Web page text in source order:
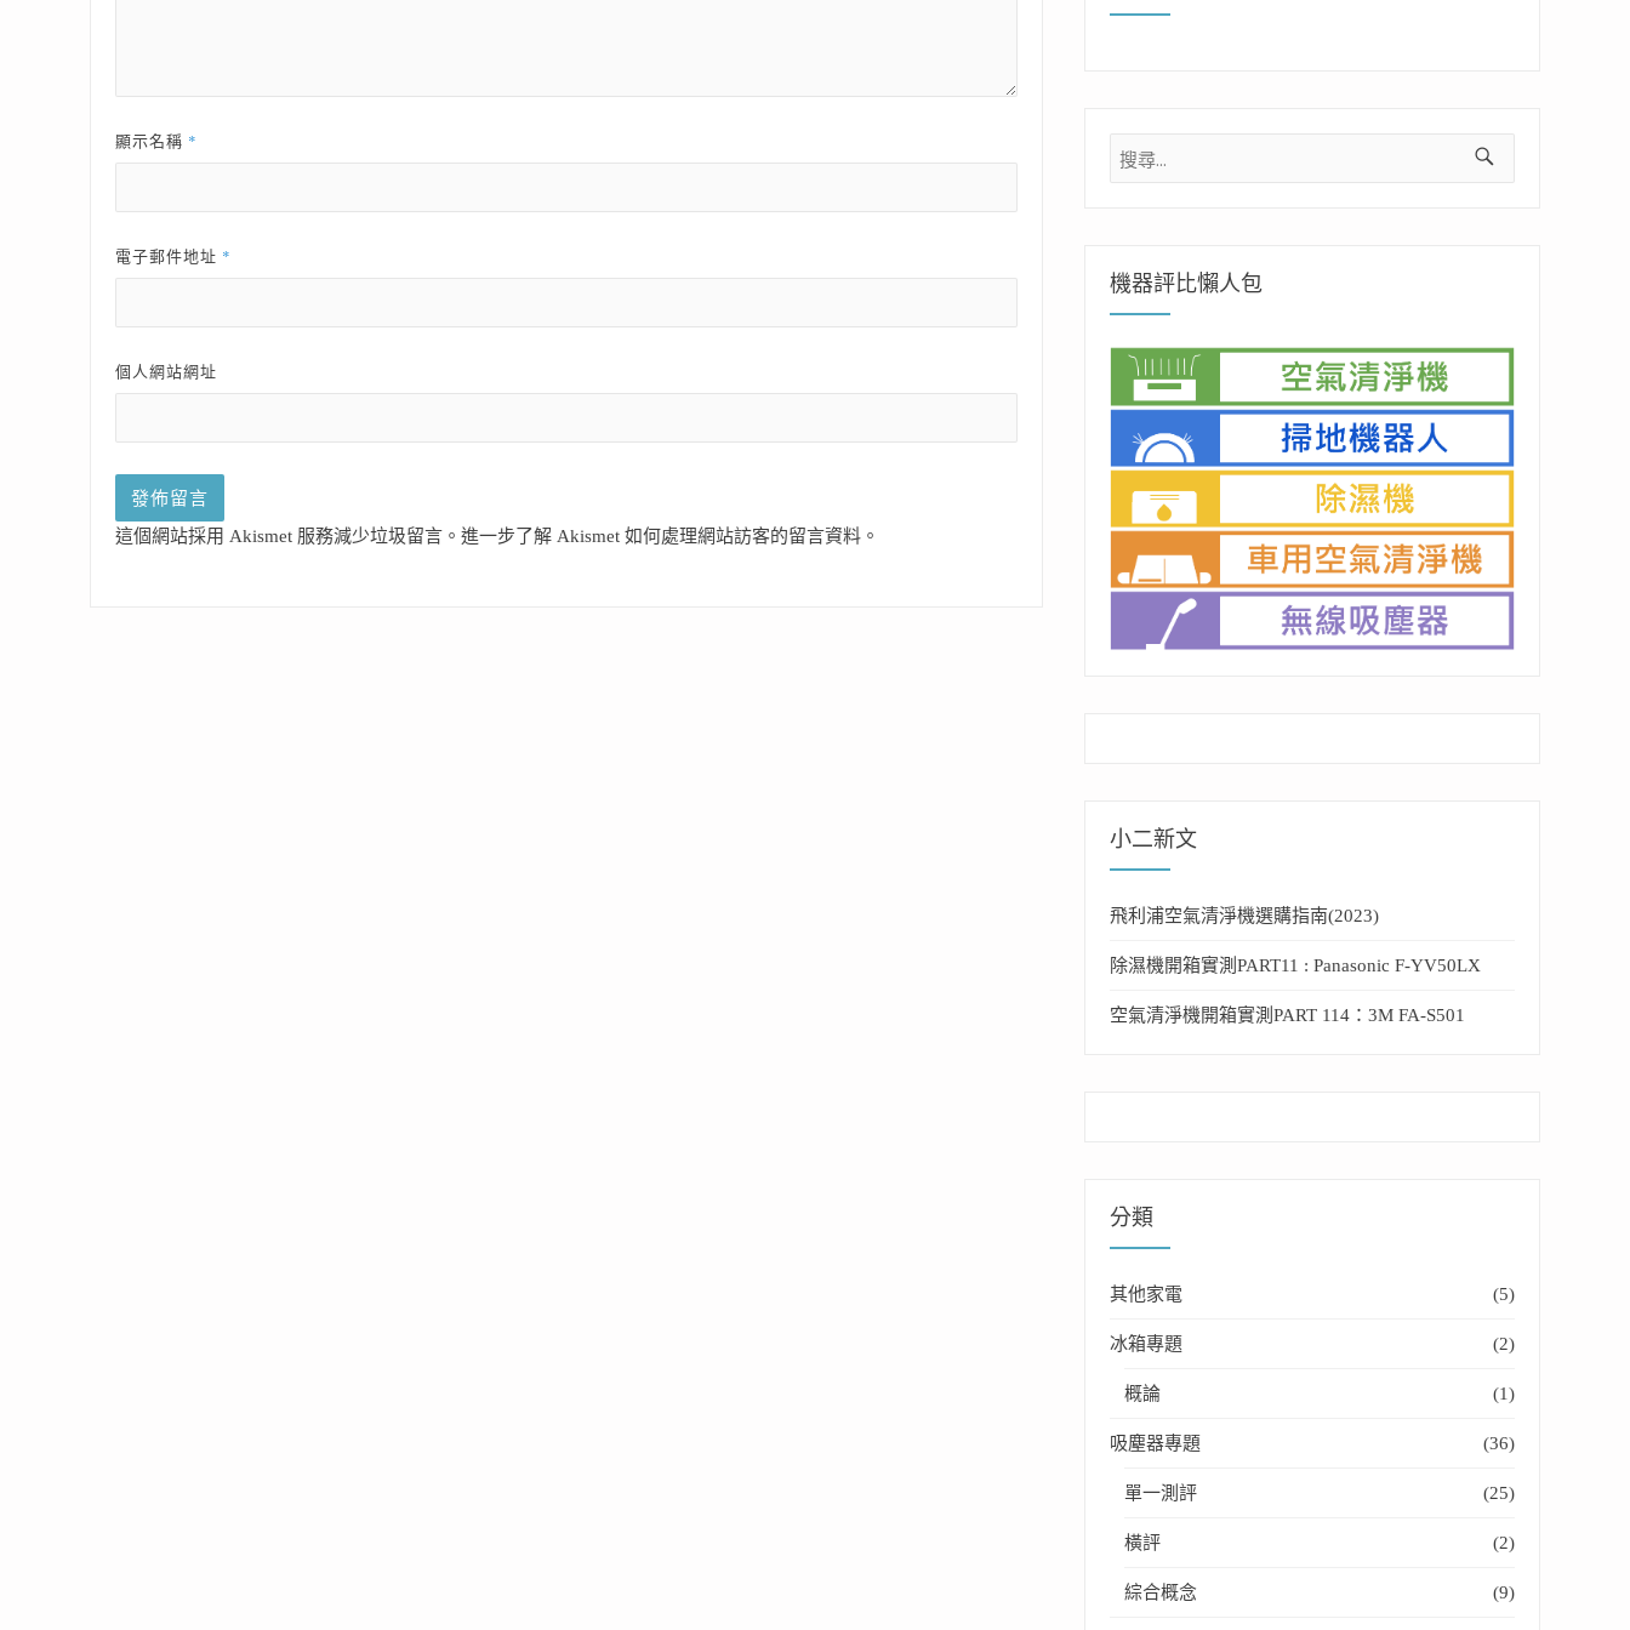
顯示名稱 *
電子郵件地址 *
個人網站網址
這個網站採用 Akismet 服務減少垃圾留言。 進一步了解 Akismet 如何處理網站訪客的留言資料 。
搜
機器評比懶人包
小二新文
飛利浦空氣清淨機選購指南(2023)
除濕機開箱實測PART11 : Panasonic F-YV50LX
空氣清淨機開箱實測PART 114：3M FA-S501
分類
其他家電 (5)
冰箱專題 (2)
概論 (1)
吸塵器專題 (36)
單一測評 (25)
橫評 (2)
綜合概念 (9)